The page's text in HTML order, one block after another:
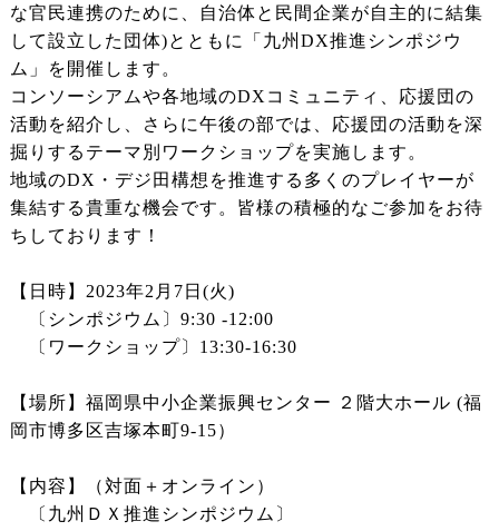
な官民連携のために、自治体と民間企業が自主的に結集
して設立した団体)とともに「九州DX推進シンポジウ
ム」を開催します。
コンソーシアムや各地域のDXコミュニティ、応援団の
活動を紹介し、さらに午後の部では、応援団の活動を深
掘りするテーマ別ワークショップを実施します。
地域のDX・デジ田構想を推進する多くのプレイヤーが
集結する貴重な機会です。皆様の積極的なご参加をお待
ちしております！
【日時】2023年2月7日(火)
〔シンポジウム〕9:30 -12:00
〔ワークショップ〕13:30-16:30
【場所】福岡県中小企業振興センター ２階大ホール (福
岡市博多区吉塚本町9-15）
【内容】（対面＋オンライン）
〔九州ＤＸ推進シンポジウム〕